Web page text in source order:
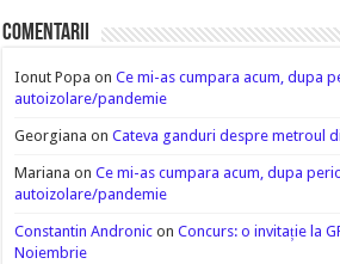
Comentarii
Ionut Popa onCe mi-as cumpara acum, dupa
autoizolare/pandemie
Georgiana onCateva ganduri despre metroul
Mariana onCe mi-as cumpara acum, dupa
autoizolare/pandemie
Constantin Andronic onConcurs: o invitație la
Noiembrie